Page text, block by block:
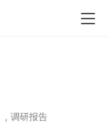
, 调研报告